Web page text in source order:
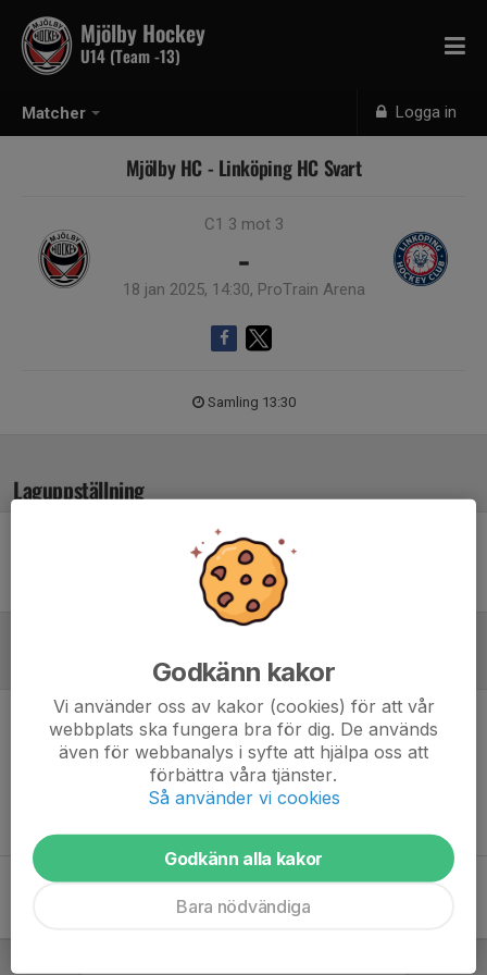
Matcher Logga in
Mjölby Hockey
U14 (Team -13)
Mjölby HC - Linköping HC Svart
C1 3 mot 3
-
18 jan 2025, 14:30, ProTrain Arena
Samling 13:30
Laguppställning
Ingen uppställning ifylld
Inget referat skrivet
Godkänn kakor
Vi använder oss av kakor (cookies) för att vår
webbplats ska fungera bra för dig. De används
även för webbanalys i syfte att hjälpa oss att
förbättra våra tjänster.
Så använder vi cookies
Godkänn alla kakor
Bara nödvändiga